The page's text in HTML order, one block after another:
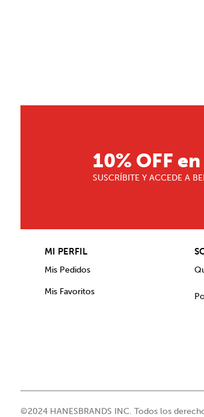
10% OFF
SUSCRÍBITE Y ACCEDE A
MI PERFIL
Mis Pedidos
Mis Favoritos
©2024 HANESBRANDS INC. Todos los